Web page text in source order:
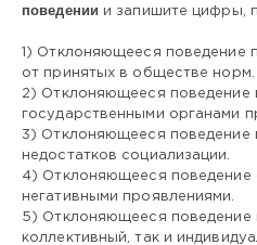
поведении и запишите цифры,
1) Отклоняющееся поведение
от принятых в обществе норм.
2) Отклоняющееся поведение
государственными органами
3) Отклоняющееся поведение
недостатков социализации.
4) Отклоняющееся поведение
негативными проявлениями.
5) Отклоняющееся поведение
коллективный, так и